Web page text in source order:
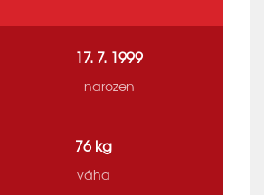
17. 7. 1999
narozen
76 kg
váha